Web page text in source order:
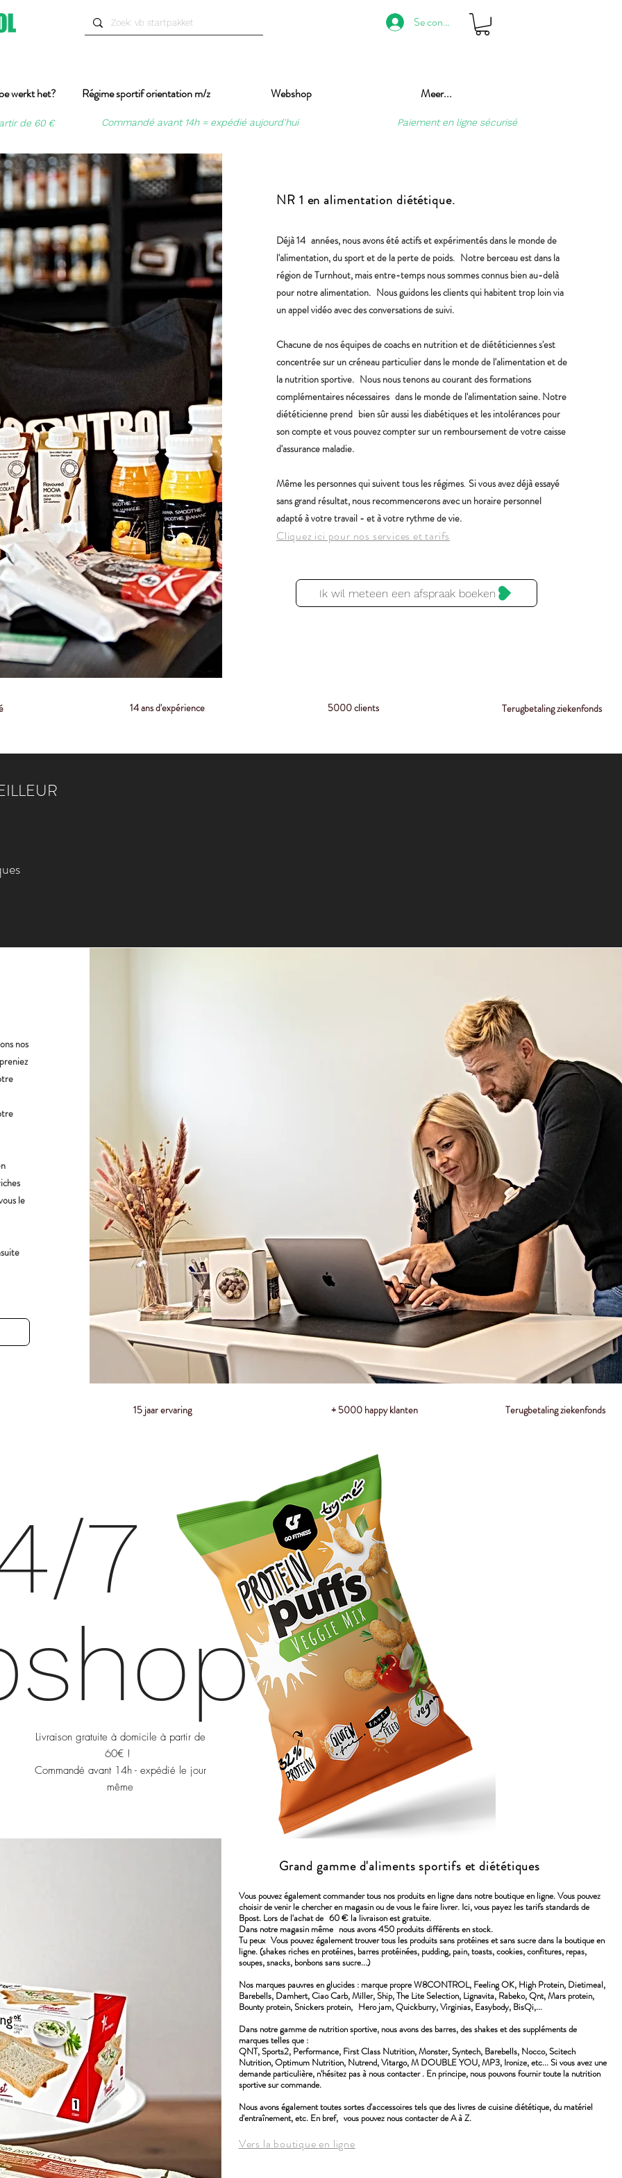
Se connecter
werkt het? Régime sportif orientation m/z Webshop Meer...
de 60 € Commandé avant 14h = expédié aujourd'hui Paiement en ligne sécurisé
NR 1 en alimentation diététique.
Déjà 14 années, nous avons été actifs et expérimentés dans le monde de
l'alimentation, du sport et de la perte de poids. Notre berceau est dans la
région de Turnhout, mais entre-temps nous sommes connus bien au-delà
pour notre alimentation. Nous guidons les clients qui habitent trop loin via
un appel vidéo avec des conversations de suivi.
Chacune de nos équipes de coachs en nutrition et de diététiciennes s'est
concentrée sur un créneau particulier dans le monde de l'alimentation et de
la nutrition sportive. Nous nous tenons au courant des formations
complémentaires nécessaires dans le monde de l'alimentation saine. Notre
diététicienne prend bien sûr aussi les diabétiques et les intolérances pour
son compte et vous pouvez compter sur un remboursement de votre caisse
d'assurance maladie.
Même les personnes qui suivent tous les régimes Si vous avez déjà essayé
sans grand résultat, nous recommencerons avec un horaire personnel
adapté à votre travail - et à votre rythme de vie.
Cliquez ici pour nos services et tarifs
Ik wil meteen een afspraak boeken
14 ans d'expérience 5000 clients Terugbetaling ziekenfonds
nos
le
15 jaar ervaring + 5000 happy klanten Terugbetaling ziekenfonds
7
Livraison gratuite à domicile à partir de
60€ !
Commandé avant 14h - expédié le jour
même
Grand gamme d'aliments sportifs et diététiques
Vous pouvez également commander tous nos produits en ligne dans notre boutique en ligne. Vous pouvez
choisir de venir le chercher en magasin ou de vous le faire livrer. Ici, vous payez les tarifs standards de
Bpost. Lors de l'achat de 60 € la livraison est gratuite.
Dans notre magasin même nous avons 450 produits différents en stock.
Tu peux Vous pouvez également trouver tous les produits sans protéines et sans sucre dans la boutique en
ligne. (shakes riches en protéines, barres protéinées, pudding, pain, toasts, cookies, confitures, repas,
soupes, snacks, bonbons sans sucre...)
Nos marques pauvres en glucides : marque propre W8CONTROL, Feeling OK, High Protein, Dietimeal,
Barebells, Damhert, Ciao Carb, Miller, Ship, The Lite Selection, Lignavita, Rabeko, Qnt, Mars protein,
Bounty protein, Snickers protein, Hero jam, Quickburry, Virginias, Easybody, BisQi,...
Dans notre gamme de nutrition sportive, nous avons des barres, des shakes et des suppléments de
marques telles que :
QNT, Sports2, Performance, First Class Nutrition, Monster, Syntech, Barebells, Nocco, Scitech
Nutrition, Optimum Nutrition, Nutrend, Vitargo, M DOUBLE YOU, MP3, Ironize, etc... Si vous avez une
demande particulière, n'hésitez pas à nous contacter . En principe, nous pouvons fournir toute la nutrition
sportive sur commande.
Nous avons également toutes sortes d'accessoires tels que des livres de cuisine diététique, du matériel
d'entraînement, etc. En bref, vous pouvez nous contacter de A à Z.
Vers la boutique en ligne